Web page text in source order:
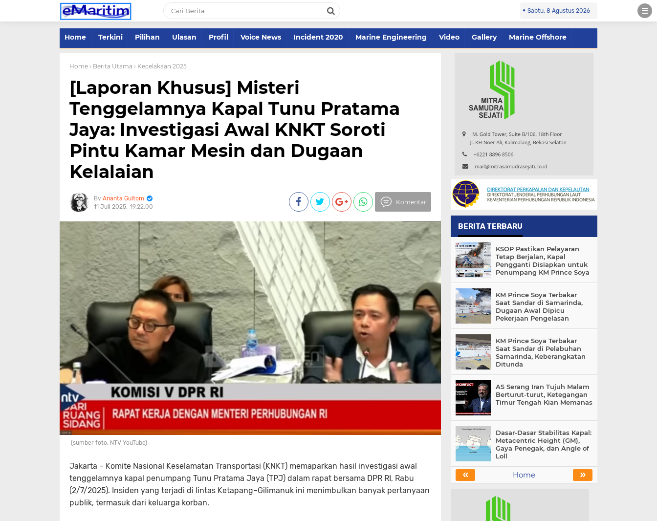
Sabtu, 8 Agustus 2026
Home Terkini Pilihan Ulasan Profil Voice News Incident 2020 Marine Engineering Video Gallery Marine Offshore
Home › Berita Utama › Kecelakaan 2025
[Laporan Khusus] Misteri
Tenggelamnya Kapal Tunu Pratama
Jaya: Investigasi Awal KNKT Soroti
Pintu Kamar Mesin dan Dugaan
Kelalaian
Ananta Gultom
11 Juli 2025 19.22.00
Komentar
(sumber foto: NTV YouTube)
Jakarta – Komite Nasional Keselamatan Transportasi (KNKT) memaparkan hasil investigasi awal
tenggelamnya kapal penumpang Tunu Pratama Jaya (TPJ) dalam rapat bersama DPR RI, Rabu
(2/7/2025). Insiden yang terjadi di lintas Ketapang–Gilimanuk ini menimbulkan banyak pertanyaan
publik, termasuk dari keluarga korban.
BERITA TERBARU
KSOP Pastikan Pelayaran
Tetap Berjalan, Kapal
Pengganti Disiapkan untuk
Penumpang KM Prince Soya
KM Prince Soya Terbakar
Saat Sandar di Samarinda,
Dugaan Awal Dipicu
Pekerjaan Pengelasan
KM Prince Soya Terbakar
Saat Sandar di Pelabuhan
Samarinda, Keberangkatan
Ditunda
AS Serang Iran Tujuh Malam
Berturut-turut, Ketegangan
Timur Tengah Kian Memanas
Dasar-Dasar Stabilitas Kapal:
Metacentric Height (GM),
Gaya Penegak, dan Angle of
Loll
« »
Home